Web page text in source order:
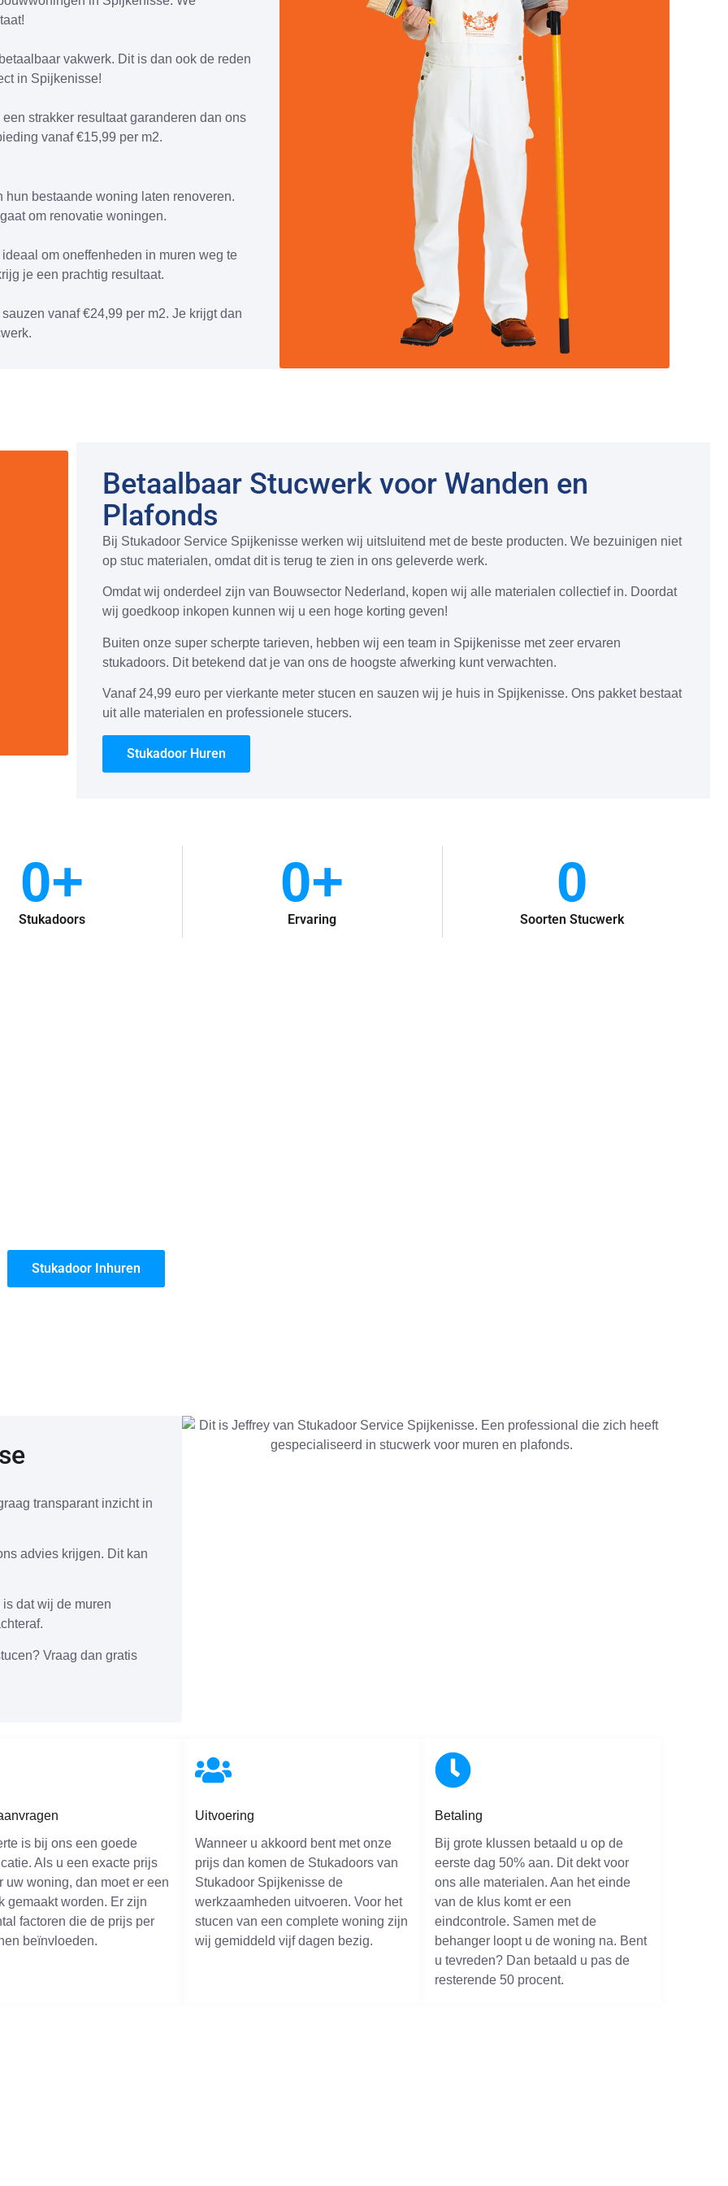
vakwerk. Dit is dan ook de reden
in Spijkenisse!
strakker resultaat garanderen dan ons
vanaf €15,99 per m2.
bestaande woning laten renoveren.
om renovatie woningen.
om oneffenheden in muren weg te
je een prachtig resultaat.
vanaf €24,99 per m2. Je krijgt dan
Betaalbaar Stucwerk voor Wanden en
Plafonds
Bij Stukadoor Service Spijkenisse werken wij uitsluitend met de beste producten. We bezuinigen niet
op stuc materialen, omdat dit is terug te zien in ons geleverde werk.
Omdat wij onderdeel zijn van Bouwsector Nederland, kopen wij alle materialen collectief in. Doordat
wij goedkoop inkopen kunnen wij u een hoge korting geven!
Buiten onze super scherpte tarieven, hebben wij een team in Spijkenisse met zeer ervaren
stukadoors. Dit betekend dat je van ons de hoogste afwerking kunt verwachten.
Vanaf 24,99 euro per vierkante meter stucen en sauzen wij je huis in Spijkenisse. Ons pakket bestaat
uit alle materialen en professionele stucers.
Stukadoor Huren
Stukadoors
0+
Ervaring
0+
Soorten Stucwerk
0
Stukadoor Inhuren
transparant inzicht in
advies krijgen. Dit kan
dat wij de muren
Vraag dan gratis
is bij ons een goede
Als u een exacte prijs
uw woning, dan moet er een
gemaakt worden. Er zijn
factoren die de prijs per
beïnvloeden.
Uitvoering
Wanneer u akkoord bent met onze
prijs dan komen de Stukadoors van
Stukadoor Spijkenisse de
werkzaamheden uitvoeren. Voor het
stucen van een complete woning zijn
wij gemiddeld vijf dagen bezig.
Betaling
Bij grote klussen betaald u op de
eerste dag 50% aan. Dit dekt voor
ons alle materialen. Aan het einde
van de klus komt er een
eindcontrole. Samen met de
behanger loopt u de woning na. Bent
u tevreden? Dan betaald u pas de
resterende 50 procent.